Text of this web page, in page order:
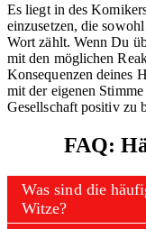
Es liegt in des
einzusetzen, die
Wort zählt. Wenn Du
mit den möglichen
Konsequenzen deines
mit der eigenen
Gesellschaft positiv zu
FAQ:
Was sind die
Witze?